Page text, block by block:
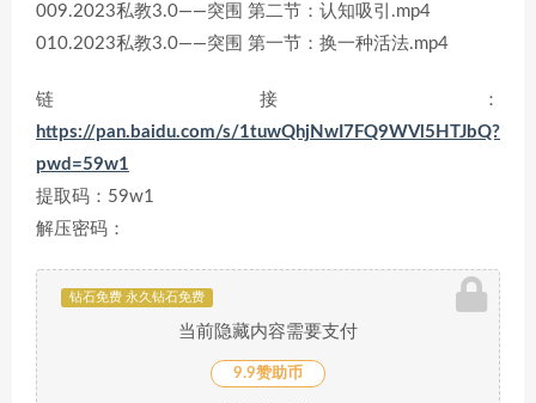
009.2023私教3.0——突围 第二节：认知吸引.mp4
010.2023私教3.0——突围 第一节：换一种活法.mp4
链接：
https://pan.baidu.com/s/1tuwQhjNwI7FQ9WVl5HTJbQ?
pwd=59w1
提取码：59w1
解压密码：
钻石免费 永久钻石免费
当前隐藏内容需要支付
9.9赞助币